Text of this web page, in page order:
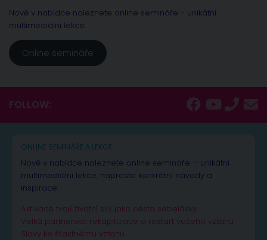
Nově v nabídce naleznete online semináře - unikátní
multimediální lekce.
Online semináře
FOLLOW:
ONLINE SEMINÁŘE A LEKCE
Nově v nabídce naleznete online semináře – unikátní
multimediální lekce, naprosto konkrétní návody a
inspirace.
Aktivace tvojí životní síly jako cesta sebelásky
Velká partnerská rekapitulace a restart vašeho vztahu
Slovy ke šťastnému vztahu